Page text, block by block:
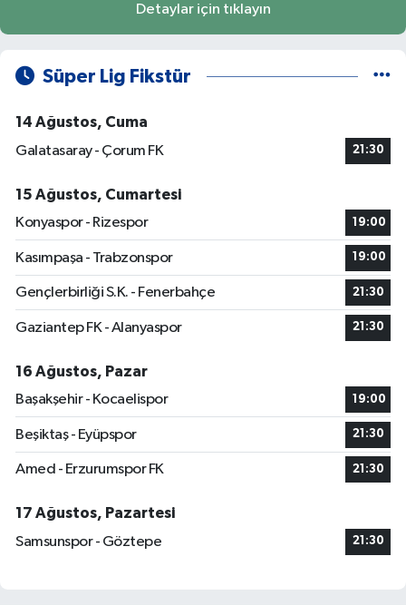
Detaylar için tıklayın
Süper Lig Fikstür
14 Ağustos, Cuma
Galatasaray - Çorum FK
21:30
15 Ağustos, Cumartesi
Konyaspor - Rizespor
19:00
Kasımpaşa - Trabzonspor 19:00
Gençlerbirliği S.K. - Fenerbahçe 21:30
Gaziantep FK - Alanyaspor 21:30
16 Ağustos, Pazar
Başakşehir - Kocaelispor
19:00
Beşiktaş - Eyüpspor 21:30
Amed - Erzurumspor FK 21:30
17 Ağustos, Pazartesi
Samsunspor - Göztepe
21:30